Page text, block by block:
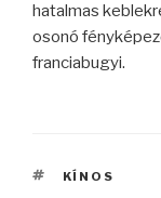
hatalmas
osonó
franciabugyi.
CÍMKÉK
KÍNOS